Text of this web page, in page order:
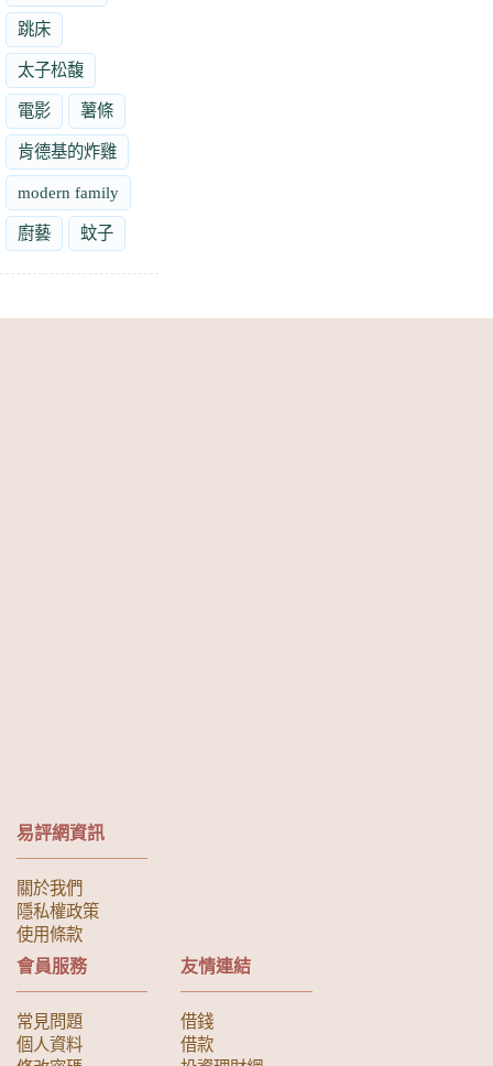
跳床
太子松馥
電影 薯條
肯德基的炸雞
modern family
廚藝 蚊子
易評網資訊
關於我們
隱私權政策
使用條款
會員服務
常見問題
個人資料
友情連結
借錢
借款